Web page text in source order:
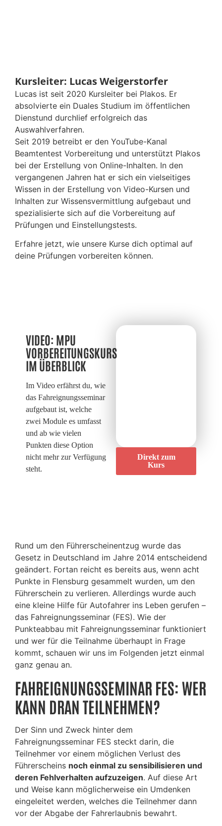
Kursleiter: Lucas Weigerstorfer
Lucas ist seit 2020 Kursleiter bei Plakos. Er
absolvierte ein Duales Studium im öffentlichen
Dienstund durchlief erfolgreich das
Auswahlverfahren.
Seit 2019 betreibt er den YouTube-Kanal
Beamtentest Vorbereitung und unterstützt Plakos
bei der Erstellung von Online-Inhalten. In den
vergangenen Jahren hat er sich ein vielseitiges
Wissen in der Erstellung von Video-Kursen und
Inhalten zur Wissensvermittlung aufgebaut und
spezialisierte sich auf die Vorbereitung auf
Prüfungen und Einstellungstests.
Erfahre jetzt, wie unsere Kurse dich optimal auf
deine Prüfungen vorbereiten können.
VIDEO: MPU
VORBEREITUNGSKURS
IM ÜBERBLICK
Im Video erfährst du, wie
das Fahreignungsseminar
aufgebaut ist, welche
zwei Module es umfasst
und ab wie vielen
Punkten diese Option
nicht mehr zur Verfügung
steht.
Direkt zum
Kurs
Rund um den Führerscheinentzug wurde das
Gesetz in Deutschland im Jahre 2014 entscheidend
geändert. Fortan reicht es bereits aus, wenn acht
Punkte in Flensburg gesammelt wurden, um den
Führerschein zu verlieren. Allerdings wurde auch
eine kleine Hilfe für Autofahrer ins Leben gerufen –
das Fahreignungsseminar (FES). Wie der
Punkteabbau mit Fahreignungsseminar funktioniert
und wer für die Teilnahme überhaupt in Frage
kommt, schauen wir uns im Folgenden jetzt einmal
ganz genau an.
FAHREIGNUNGSSEMINAR FES: WER
KANN DRAN TEILNEHMEN?
Der Sinn und Zweck hinter dem
Fahreignungsseminar FES steckt darin, die
Teilnehmer vor einem möglichen Verlust des
Führerscheins noch einmal zu sensibilisieren und
deren Fehlverhalten aufzuzeigen. Auf diese Art
und Weise kann möglicherweise ein Umdenken
eingeleitet werden, welches die Teilnehmer dann
vor der Abgabe der Fahrerlaubnis bewahrt.